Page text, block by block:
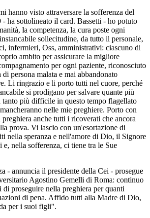
hanno visto attraversare la sofferenza del
ha sottolineato il card. Bassetti - ho potuto
la competenza, la cura poste ogni
sollecitudine, da tutto il personale,
infermieri, Oss, amministrativi: ciascuno di
ambito per assicurare la migliore
per ogni paziente, riconosciuto
persona malata e mai abbandonato
Li ringrazio e li porto tutti nel cuore, perché
si prodigano per salvare quante più
tanto più difficile in questo tempo flagellato
nelle mie preghiere. Porto con
anche tutti i ricoverati che ancora
prova. Vi lascio con un'esortazione di
nella speranza e nell'amore di Dio, il Signore
e, nella sofferenza, ci tiene tra le Sue
- annuncia il presidente della Cei - prosegue
Agostino Gemelli di Roma: continuo
di proseguire nella preghiera per quanti
di pena. Affido tutti alla Madre di Dio,
per i suoi figli".